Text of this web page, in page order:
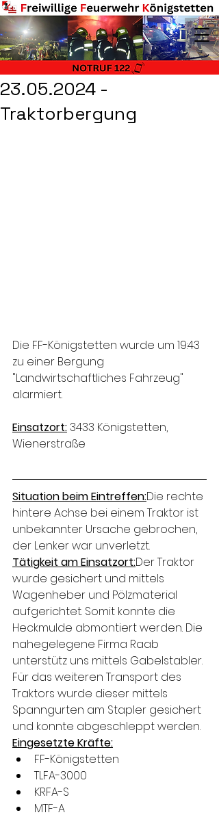
23.05.2024 -
Traktorbergung
Die FF-Königstetten wurde um 19:43
zu einer Bergung
"Landwirtschaftliches Fahrzeug"
alarmiert.
Einsatzort: 3433 Königstetten,
Wienerstraße
Situation beim Eintreffen:Die rechte
hintere Achse bei einem Traktor ist
unbekannter Ursache gebrochen,
der Lenker war unverletzt.
Tätigkeit am Einsatzort:Der Traktor
wurde gesichert und mittels
Wagenheber und Pölzmaterial
aufgerichtet. Somit konnte die
Heckmulde abmontiert werden. Die
nahegelegene Firma Raab
unterstütz uns mittels Gabelstabler.
Für das weiteren Transport des
Traktors wurde dieser mittels
Spanngurten am Stapler gesichert
und konnte abgeschleppt werden.
Eingesetzte Kräfte:
FF-Königstetten
TLFA-3000
KRFA-S
MTF-A